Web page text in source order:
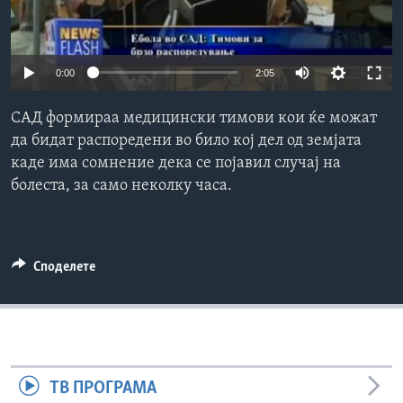
ИНТЕРВЈУА
Јазици
0:00 2:05
САД формираа медицински тимови кои ќе можат
да бидат распоредени во било кој дел од земјатa
каде има сомнение дека се појавил случај на
болеста, за само неколку часа.
Споделете
ТВ ПРОГРАМА